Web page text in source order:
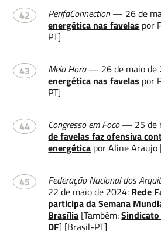
42 PerifaConnection— 26 de
energética nas favelas por
PT]
43 Meia Hora— 26 de maio de
energética nas favelas por
PT]
44 Congresso em Foco— 25 de
de favelas faz ofensiva
energética por Aline Araujo
45 Federação Nacional dos
22 de maio de 2024: Rede
participa da Semana
Brasília [Também:
DF] [Brasil-PT]